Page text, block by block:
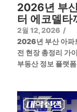
2026년 부
터 에코델타
2월 12, 2026 /
2026년 부산 아파
전 현장 총정리 가
부동산 정보 플랫